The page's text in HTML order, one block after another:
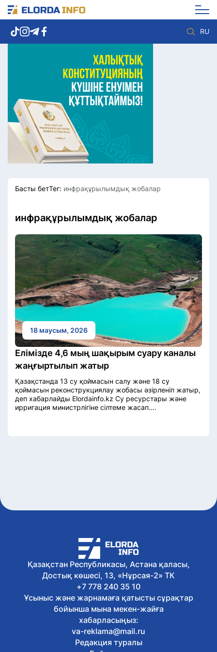
RU
Елорда жаңалықтары
Көзқарас
Саясат
Видео
Әлеумет
Экономика
Спорт
Мәдениет
Басты бетТег: инфрақұрылымдық жобалар
инфрақұрылымдық жобалар
18 маусым, 2026
Елімізде 4,6 мың шақырым суару каналы
жаңғыртылып жатыр
Қазақстанда 13 су қоймасын салу және 18 су
қоймасын реконструкциялау жобасы әзірленіп жатыр,
деп хабарлайды Elordainfo.kz Су ресурстары және
ирригация министрлігіне сілтеме жасап....
Қазақстан Республикасы, Астана қаласы,
Достық көшесі, 13, «Нұрсая-2» ТК
+7 778 240 35 10
Ұсыныс және жарнамаға қатысты сұрақтар
бойынша мына мекен-жайға
хабарласыңыз:
va-reklama@mail.ru
Редакция туралы